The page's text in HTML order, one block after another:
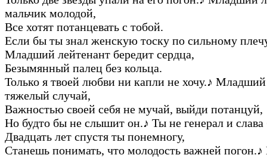
мальчик молодой,
Все хотят потанцевать с тобой.
Если бы ты знал женскую тоску по сильному
Младший лейтенант бередит сердца,
Безымянный палец без кольца.
Только я твоей любви ни капли не хочу.♪ Младший
тяжелый случай,
Важностью своей себя не мучай, выйди потанцуй,
Но будто бы не слышит он.♪ Ты не генерал и слава
Двадцать лет спустя ты понемногу,
Станешь понимать, что молодость важней погон.♪